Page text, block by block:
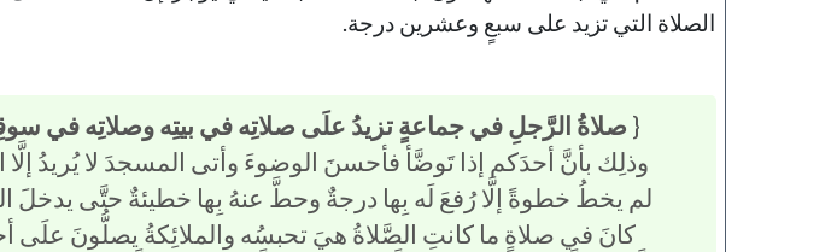
الصلاة التي تزيد على سبعٍ وعشرين درجة.
{ صلاةُ الرَّجلِ في جماعةٍ تزيدُ علَى صلاتِه في بيتِه وصلاتِه في
وذلِك بأنَّ أحدَكم إذا تَوضَّأ فأحسنَ الوضوءَ وأتى المسجدَ لا يُريدُ إلَّا
لم يخطُ خطوةً إلَّا رُفعَ لَه بِها درجةٌ وحطَّ عنهُ بِها خطيئةٌ حتَّى يدخلَ
كانَ في صلاةٍ ما كانتِ الصَّلاةُ هيَ تحبسُه والملائِكةُ يصلُّونَ علَى